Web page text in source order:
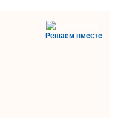
Решаем вместе